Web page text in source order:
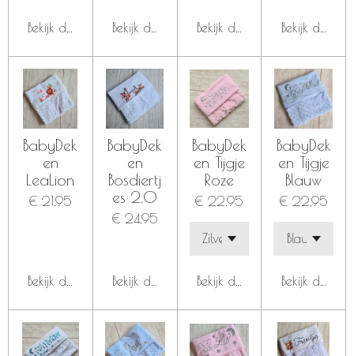
Bekijk details Bekijk details Bekijk details Bekijk details
BabyDek
en
LeaLion
€ 21,95
Bekijk details
BabyDek
en
Bosdiertj
es 2.0
€ 24,95
Bekijk details
BabyDek
en Tijgje
Roze
€ 22,95
Bekijk details
BabyDek
en Tijgje
Blauw
€ 22,95
Bekijk details